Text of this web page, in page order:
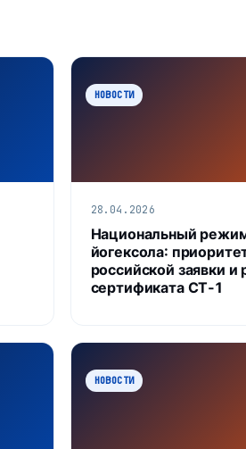
НОВОСТИ
28.04.2026
Национальный
йогексола:
российской заявки и
сертификата СТ‑1
НОВОСТИ